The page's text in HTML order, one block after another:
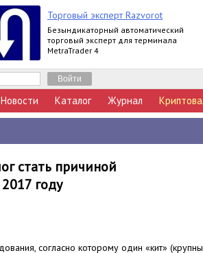
Торговый эксперт Razvorot
Безындикаторный автоматический
торговый эксперт для терминала
MetraTrader 4
Новости Каталог Журнал
стать причиной
году
согласно которому один «кит»